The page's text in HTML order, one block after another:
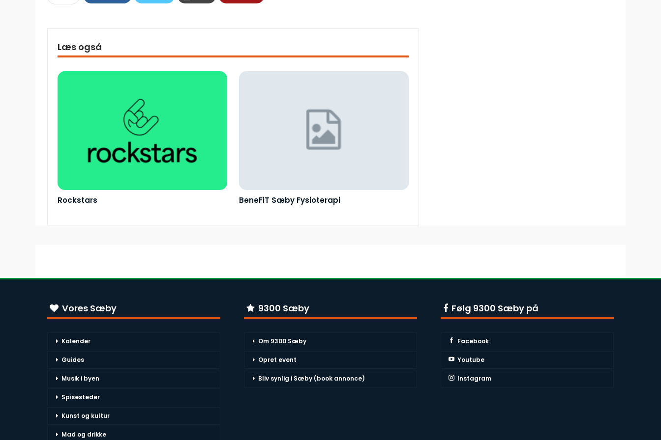
Læs også
Rockstars BeneFiT Sæby Fysioterapi
Vores Sæby
Kalender
Guides
Musik i byen
Spisesteder
Kunst og kultur
Mad og drikke
9300 Sæby
Om 9300 Sæby
Opret event
Bliv synlig i Sæby (book annonce)
Følg 9300 Sæby på
Facebook
Youtube
Instagram